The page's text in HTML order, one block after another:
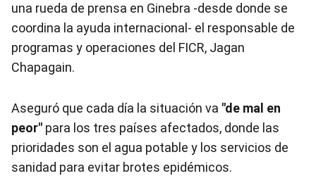
una rueda de prensa en Ginebra -desde donde se
coordina la ayuda internacional- el responsable de
programas y operaciones del FICR, Jagan
Chapagain.
Aseguró que cada día la situación va "de mal en
peor" para los tres países afectados, donde las
prioridades son el agua potable y los servicios de
sanidad para evitar brotes epidémicos.